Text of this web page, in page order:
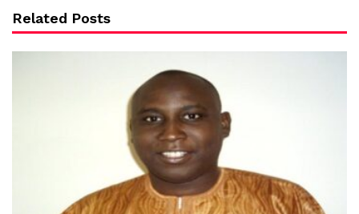
Related Posts